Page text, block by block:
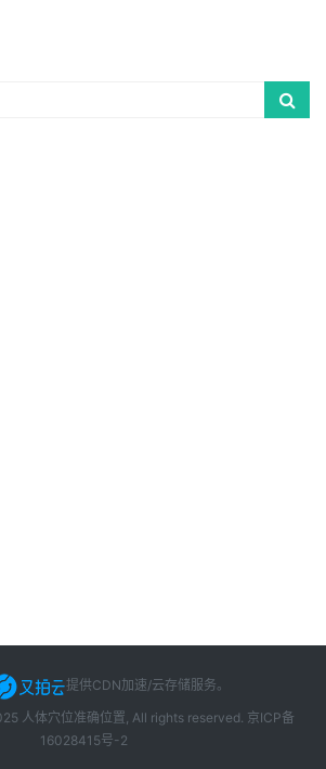
提供CDN加速/云存储服务。
人体穴位准确位置, All rights reserved. 京ICP备
16028415号-2